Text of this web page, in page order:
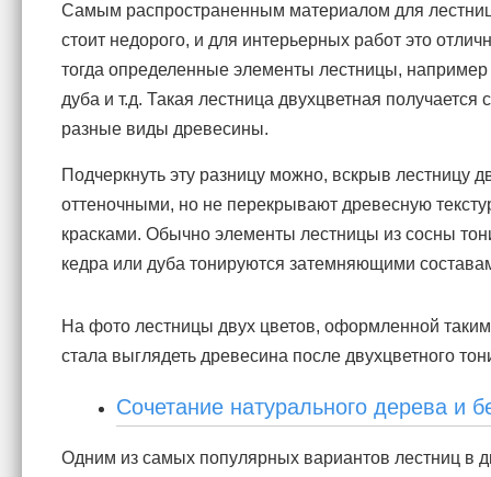
Самым распространенным материалом для
стоит недорого, и для интерьерных работ это
тогда определенные элементы лестницы,
дуба и т.д. Такая лестница двухцветная
разные виды древесины.
Подчеркнуть эту разницу можно, вскрыв лестницу
оттеночными, но не перекрывают древесную
красками. Обычно элементы лестницы из сосны
кедра или дуба тонируются затемняющими
На фото лестницы двух цветов, оформленной
стала выглядеть древесина после двухцветного
Сочетание натурального дерева и
Одним из самых популярных вариантов лестниц в